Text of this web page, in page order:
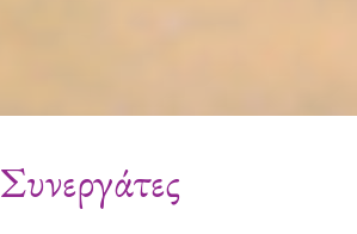
Συνεργάτες